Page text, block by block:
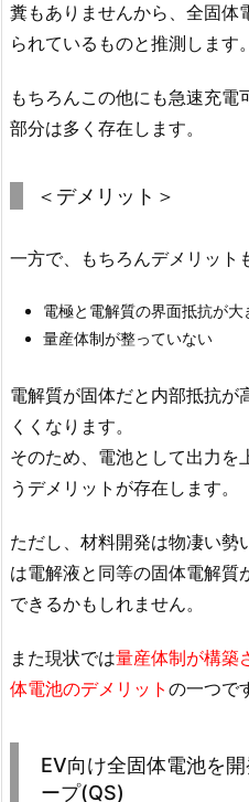
糞もありませんから、全固体
られているものと推測します。
もちろんこの他にも急速充電
部分は多く存在します。
＜デメリット＞
一方で、もちろんデメリット
電極と電解質の界面抵抗が大
量産体制が整っていない
電解質が固体だと内部抵抗が
くくなります。
そのため、電池として出力を
うデメリットが存在します。
ただし、材料開発は物凄い勢
は電解液と同等の固体電解質
できるかもしれません。
また現状では量産体制が構築
体電池のデメリット の一つで
EV向け全固体電池を
ープ(QS)